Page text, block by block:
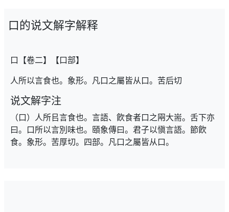
口的说文解字解释
口【卷二】【口部】
人所以言食也。象形。凡口之屬皆从口。苦后切
说文解字注
（口）人所㠯言食也。言語、飮食者口之㒳大耑。舌下亦
曰。口所以言別味也。頤象傳曰。君子以愼言語。節飮
食。象形。苦厚切。四部。凡口之屬皆从口。